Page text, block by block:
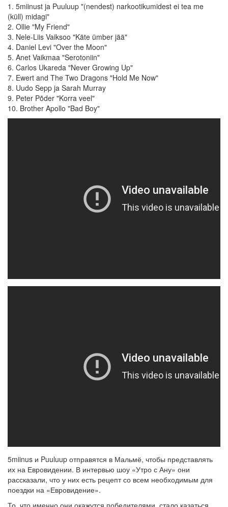
1. 5miinust ja Puuluup "(nendest) narkootikumidest ei tea me
(küll) midagi"
2. Ollie "My Friend"
3. Nele-Liis Vaiksoo "Käte ümber jää"
4. Daniel Levi "Over the Moon"
5. Anet Vaikmaa "Serotoniin"
6. Carlos Ukareda "Never Growing Up"
7. Ewert and The Two Dragons "Hold Me Now"
8. Uudo Sepp ja Sarah Murray
9. Peter Põder "Korra veel"
10. Brother Apollo "Bad Boy"
5miinus и Puuluup отправятся в Мальмё, чтобы представлять
их на Евровидении. В интервью шоу «Утро с Ану» они
рассказали, что у них есть рецепт со всем необходимым для
поездки на «Евровидение».
То, что именно они окажутся победителями, стало казаться